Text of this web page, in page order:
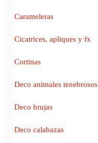
Carameleras
Cicatrices, apliques y fx
Cortinas
Deco animales tenebrosos
Deco brujas
Deco calabazas